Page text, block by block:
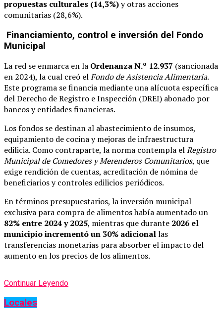
propuestas culturales (14,3%)y otras acciones
comunitarias (28,6%).
Financiamiento, control e inversión del Fondo
Municipal
La red se enmarca en la Ordenanza N.º 12.937 (sancionada
en 2024), la cual creó elFondo de Asistencia Alimentaria.
Este programa se financia mediante una alícuota específica
del Derecho de Registro e Inspección (DREI) abonado por
bancos y entidades financieras.
Los fondos se destinan al abastecimiento de insumos,
equipamiento de cocina y mejoras de infraestructura
edilicia. Como contraparte, la norma contempla elRegistro
Municipal de Comedores y Merenderos Comunitarios, que
exige rendición de cuentas, acreditación de nómina de
beneficiarios y controles edilicios periódicos.
En términos presupuestarios, la inversión municipal
exclusiva para compra de alimentos había aumentado un
82% entre 2024 y 2025, mientras que durante 2026 el
municipio incrementó un 30% adicionallas
transferencias monetarias para absorber el impacto del
aumento en los precios de los alimentos.
Continuar Leyendo
Locales